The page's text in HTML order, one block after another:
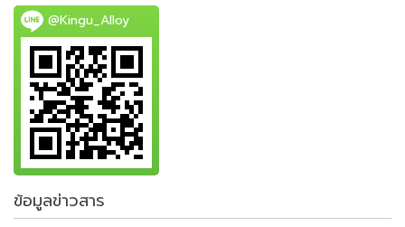
@Kingu_Alloy
ข้อมูลข่าวสาร